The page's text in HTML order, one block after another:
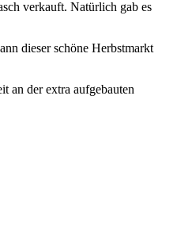
verkauft. Natürlich gab es
dieser schöne Herbstmarkt
an der extra aufgebauten